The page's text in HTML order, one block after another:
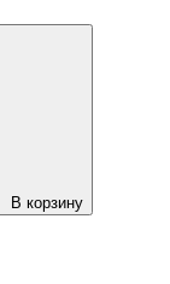
В корзину